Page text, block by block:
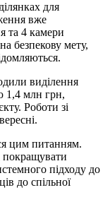
для
вже
та 4 камери
безпекову мету,
виділення
1,4 млн грн,
Роботи зі
цим питанням.
покращувати
підходу до
до спільної